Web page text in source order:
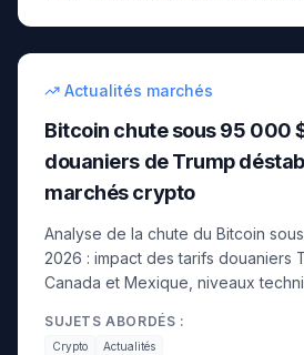
Actualités marchés
Bitcoin chute sous 95 000
douaniers de Trump
marchés crypto
Analyse de la chute du Bitcoin
2026 : impact des tarifs douaniers
Canada et Mexique, niveaux
SUJETS ABORDÉS :
Crypto Actualités